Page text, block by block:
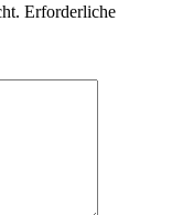
Erforderliche